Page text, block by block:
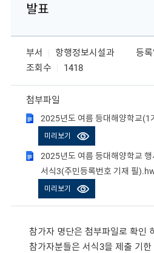
발표
부서 항행정보시설과 등록
조회수
1418
첨부파일
2025년도 여름 등대해양학교(1
미리보기
2025년도 여름 등대해양학교 행
서식3(주민등록번호 기재 필
미리보기
참가자 명단은 첨부파일로 확인
참가자분들은 서식3을 제출 기